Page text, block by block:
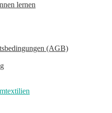
lernen
(AGB)